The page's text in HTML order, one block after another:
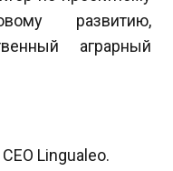
развитию,
аграрный
CEO Lingualeo.